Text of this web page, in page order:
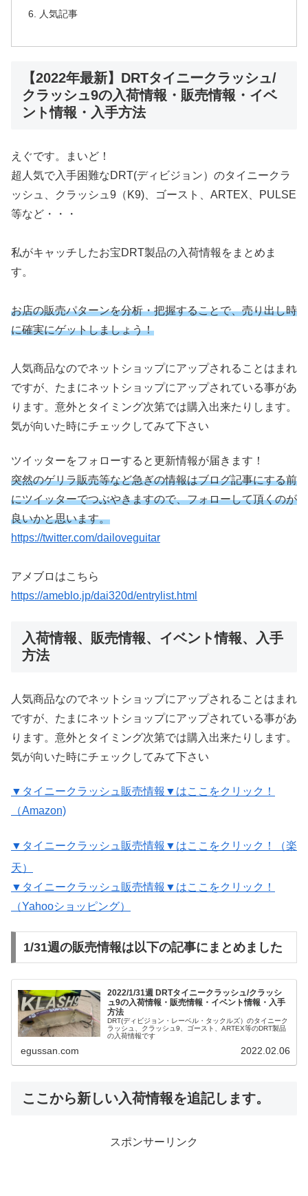
人気記事
【2022年最新】DRTタイニークラッシュ/
クラッシュ9の入荷情報・販売情報・イベ
ント情報・入手方法
えぐです。まいど！
超人気で入手困難なDRT(ディビジョン）のタイニークラ
ッシュ、クラッシュ9（K9)、ゴースト、ARTEX、PULSE
等など・・・
私がキャッチしたお宝DRT製品の入荷情報をまとめま
す。
お店の販売パターンを分析・把握することで、売り出し時
に確実にゲットしましょう！
人気商品なのでネットショップにアップされることはまれ
ですが、たまにネットショップにアップされている事があ
ります。意外とタイミング次第では購入出来たりします。
気が向いた時にチェックしてみて下さい
ツイッターをフォローすると更新情報が届きます！
突然のゲリラ販売等など急ぎの情報はブログ記事にする前
にツイッターでつぶやきますので、フォローして頂くのが
良いかと思います。
https://twitter.com/dailoveguitar
アメブロはこちら
https://ameblo.jp/dai320d/entrylist.html
入荷情報、販売情報、イベント情報、入手
方法
人気商品なのでネットショップにアップされることはまれ
ですが、たまにネットショップにアップされている事があ
ります。意外とタイミング次第では購入出来たりします。
気が向いた時にチェックしてみて下さい
▼タイニークラッシュ販売情報▼はここをクリック！
（Amazon)
▼タイニークラッシュ販売情報▼はここをクリック！（楽
天）
▼タイニークラッシュ販売情報▼はここをクリック！
（Yahooショッピング）
1/31週の販売情報は以下の記事にまとめました
2022/1/31週 DRTタイニークラッシュ/クラッシ
ュ9の入荷情報・販売情報・イベント情報・入手
方法
DRT(ディビジョン・レーベル・タックルズ）のタイニーク
ラッシュ、クラッシュ9、ゴースト、ARTEX等のDRT製品
の入荷情報です
egussan.com 2022.02.06
ここから新しい入荷情報を追記します。
スポンサーリンク